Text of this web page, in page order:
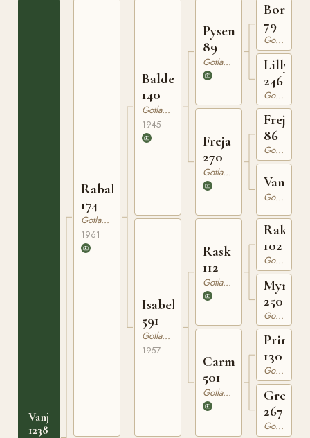
Vanja
1238
Rabalder
174
Gotlandsruss
1961
Balder
140
Gotlandsruss
1945
Isabella
591
Gotlandsruss
1957
Pysen
89
Gotlandsruss
Freja
270
Gotlandsruss
Rask
112
Gotlandsruss
Carmensita
501
Gotlandsruss
Bore
79
Gotlandsruss
Lilly
246
Gotlandsruss
Frej
86
Gotlandsruss
Vanda
Gotlandsruss
102
Gotlandsruss
Myra
250
Gotlandsruss
Prins
130
Gotlandsruss
Greta
267
Gotlandsruss